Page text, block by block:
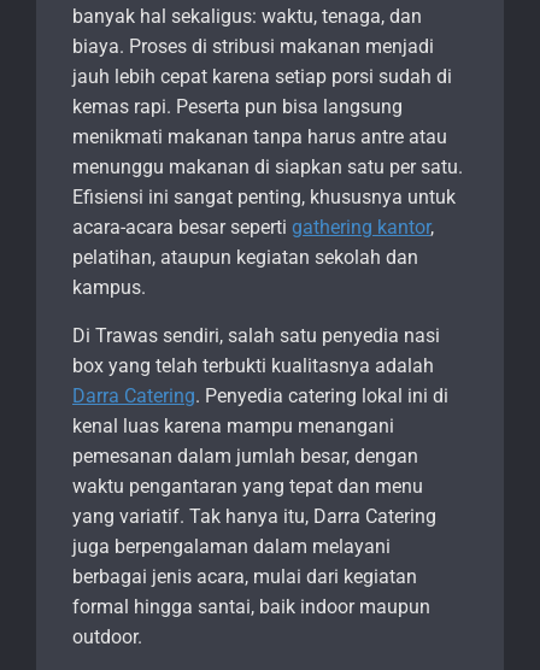
banyak hal sekaligus: waktu, tenaga, dan
biaya. Proses di stribusi makanan menjadi
jauh lebih cepat karena setiap porsi sudah di
kemas rapi. Peserta pun bisa langsung
menikmati makanan tanpa harus antre atau
menunggu makanan di siapkan satu per satu.
Efisiensi ini sangat penting, khususnya untuk
acara-acara besar seperti gathering kantor,
pelatihan, ataupun kegiatan sekolah dan
kampus.
Di Trawas sendiri, salah satu penyedia nasi
box yang telah terbukti kualitasnya adalah
Darra Catering. Penyedia catering lokal ini di
kenal luas karena mampu menangani
pemesanan dalam jumlah besar, dengan
waktu pengantaran yang tepat dan menu
yang variatif. Tak hanya itu, Darra Catering
juga berpengalaman dalam melayani
berbagai jenis acara, mulai dari kegiatan
formal hingga santai, baik indoor maupun
outdoor.